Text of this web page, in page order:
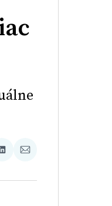
Zdieľať
LinkedIne
Zdieľať
E-